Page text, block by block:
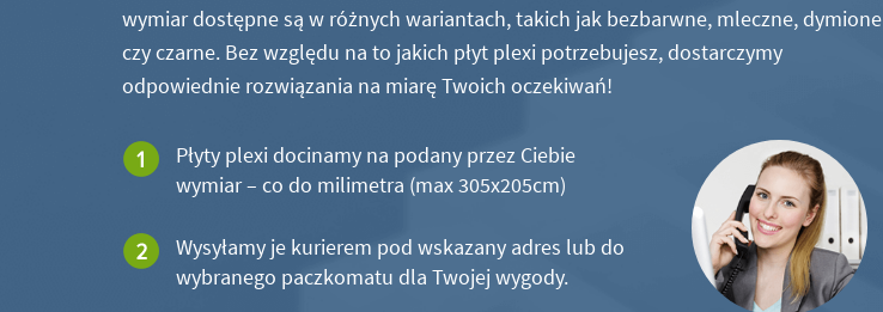
wymiar dostępne są w różnych wariantach, takich jak bezbarwne, mleczne, dymione
czy czarne. Bez względu na to jakich płyt plexi potrzebujesz, dostarczymy
odpowiednie rozwiązania na miarę Twoich oczekiwań!
Płyty plexi docinamy na podany przez Ciebie
wymiar – co do milimetra (max 305x205cm)
Wysyłamy je kurierem pod wskazany adres lub do
wybranego paczkomatu dla Twojej wygody.